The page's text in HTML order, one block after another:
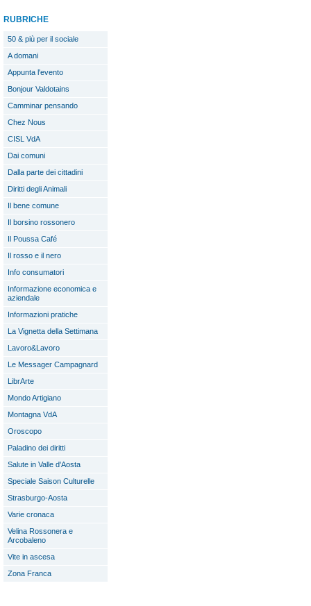
RUBRICHE
50 & più per il sociale
A domani
Appunta l'evento
Bonjour Valdotains
Camminar pensando
Chez Nous
CISL VdA
Dai comuni
Dalla parte dei cittadini
Diritti degli Animali
Il bene comune
Il borsino rossonero
Il Poussa Café
Il rosso e il nero
Info consumatori
Informazione economica e
aziendale
Informazioni pratiche
La Vignetta della Settimana
Lavoro&Lavoro
Le Messager Campagnard
LibrArte
Mondo Artigiano
Montagna VdA
Oroscopo
Paladino dei diritti
Salute in Valle d'Aosta
Speciale Saison Culturelle
Strasburgo-Aosta
Varie cronaca
Velina Rossonera e
Arcobaleno
Vite in ascesa
Zona Franca